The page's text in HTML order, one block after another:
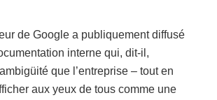
de Google a publiquement diffusé
interne qui, dit-il,
que l’entreprise – tout en
aux yeux de tous comme une